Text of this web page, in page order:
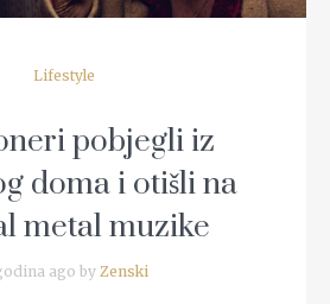
Lifestyle
pobjegli iz
doma i otišli na
metal muzike
ago by Zenski